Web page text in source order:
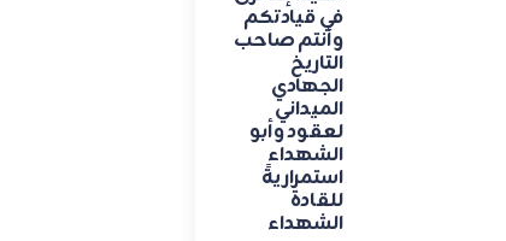
في قيادتكم
وأنتم صاحب
التاريخ
الجهادي
الميداني
لعقود وأبو
الشهداء
استمراريةً
للقادة
الشهداء